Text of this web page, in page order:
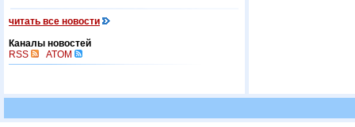
читать все новости
Каналы новостей
RSS
ATOM